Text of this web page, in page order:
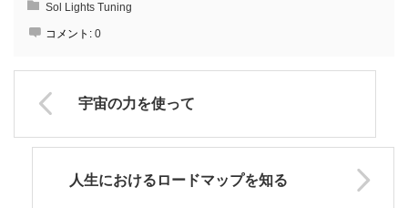
Sol Lights Tuning
コメント: 0
宇宙の力を使って
人生におけるロードマップを知る